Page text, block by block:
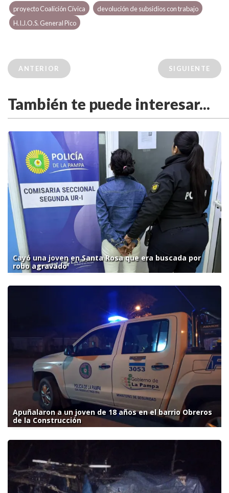
proyecto Coalición Cívica
devolución de subsidios con trabajo
H.I.J.O.S. General Pico
ANTERIOR SIGUIENTE
También te puede interesar...
Cayó una joven en Santa Rosa que era buscada por
robo agravado
Apuñalaron a un joven de 18 años en el barrio Obreros
de la Construcción